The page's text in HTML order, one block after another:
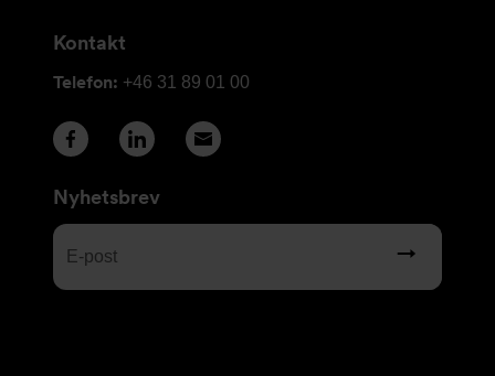
Kontakt
Telefon: +46 31 89 01 00
Nyhetsbrev
E-
post
(Obligatoriskt)